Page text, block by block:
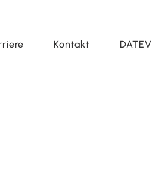
Kontakt DATEV